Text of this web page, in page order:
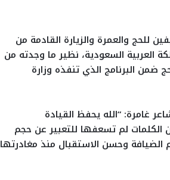
للحج والعمرة والزيارة القادمة من
العربية السعودية، نظير ما وجدته من
ضمن البرنامج الذي تنفذه وزارة
غامرة: “الله يحفظ القيادة
لم تسعفها للتعبير عن حجم
الضيافة وحسن الاستقبال منذ مغادرتها